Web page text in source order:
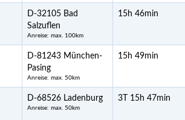
D-32105 Bad
Salzuflen
Anreise: max. 100km
15h 46min
D-81243 München-
Pasing
Anreise: max. 50km
15h 49min
D-68526 Ladenburg
Anreise: max. 50km
3T 15h 47min